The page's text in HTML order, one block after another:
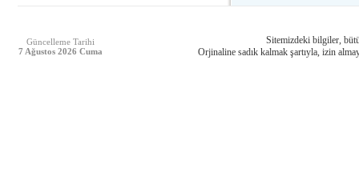
Güncelleme Tarihi
7 Ağustos 2026 Cuma
Sitemizdeki bilgiler,
Orjinaline sadık kalmak şartıyla, izin